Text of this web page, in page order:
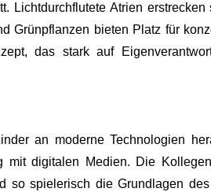
Lichtdurchflutete Atrien erstrecken
Grünpflanzen bieten Platz für
das stark auf
an moderne Technologien
digitalen Medien. Die
so spielerisch die Grundlagen